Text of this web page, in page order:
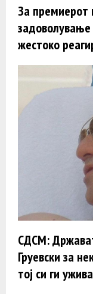
За премиерот
задоволување
жестоко
СДСМ:
Груевски за
тој си ги